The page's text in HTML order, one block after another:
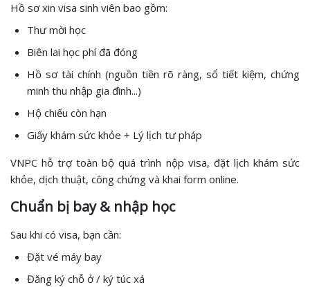
Hồ sơ xin visa sinh viên bao gồm:
Thư mời học
Biên lai học phí đã đóng
Hồ sơ tài chính (nguồn tiền rõ ràng, sổ tiết kiệm, chứng
minh thu nhập gia đình...)
Hộ chiếu còn hạn
Giấy khám sức khỏe + Lý lịch tư pháp
VNPC hỗ trợ toàn bộ quá trình nộp visa, đặt lịch khám sức
khỏe, dịch thuật, công chứng và khai form online.
Chuẩn bị bay & nhập học
Sau khi có visa, bạn cần:
Đặt vé máy bay
Đăng ký chỗ ở / ký túc xá